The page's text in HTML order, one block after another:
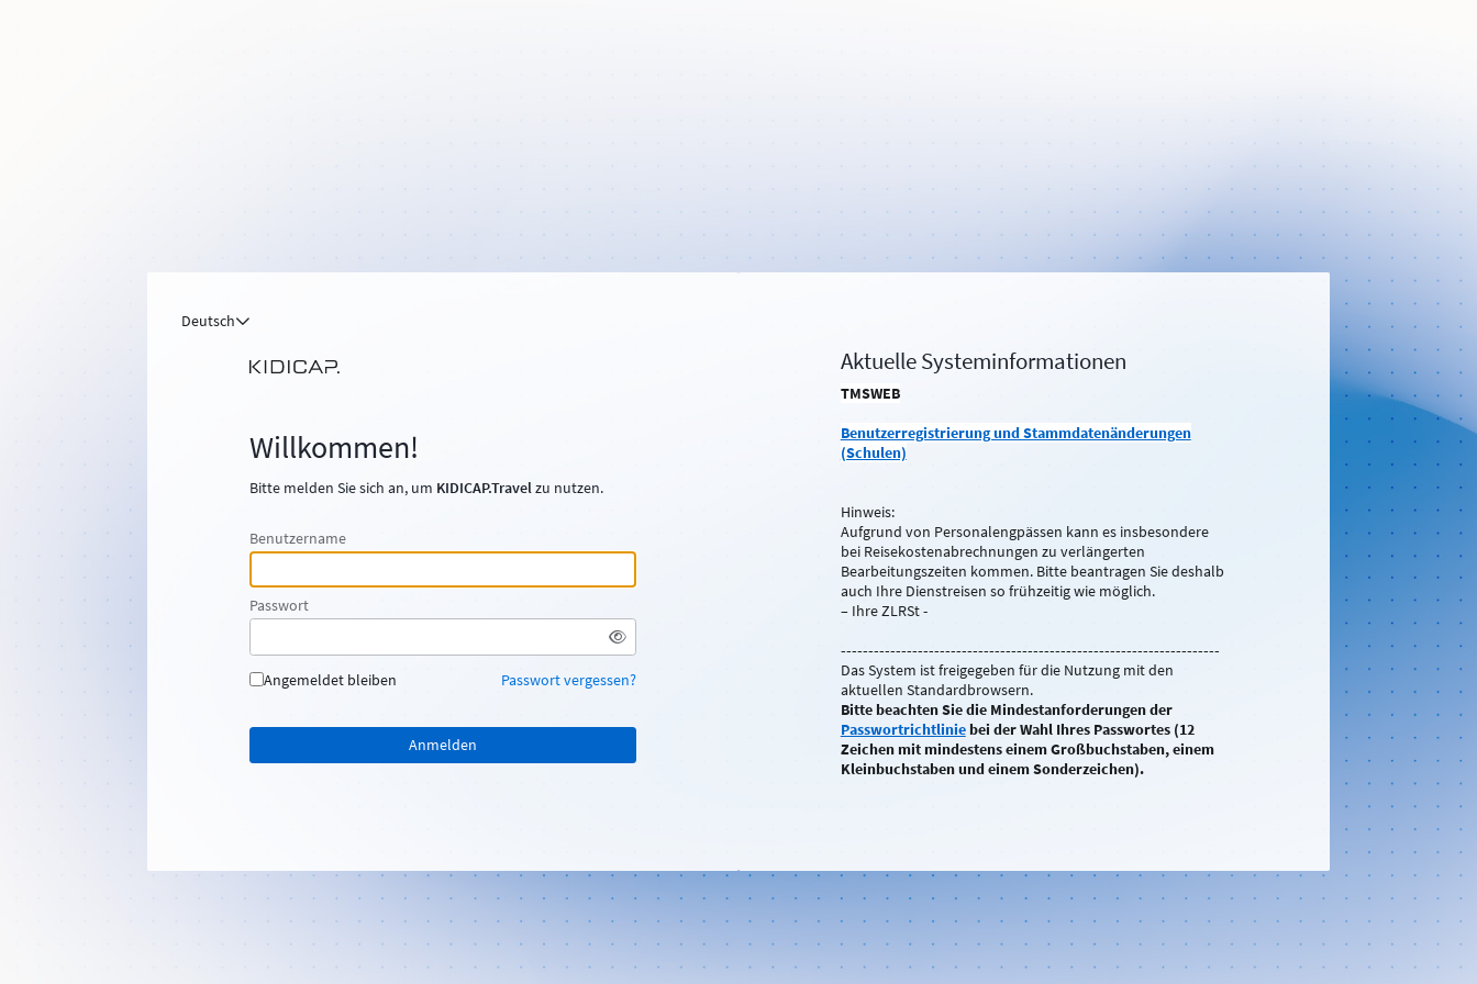
Deutsch
Willkommen!
Bitte melden Sie sich an, um KIDICAP.Travelzu nutzen.
Benutzername
Passwort
Angemeldet bleiben Passwort vergessen?
Aktuelle Systeminformationen
TMSWEB
Benutzerregistrierung und Stammdatenänderungen
(Schulen)
Hinweis:
Aufgrund von Personalengpässen kann es insbesondere
bei Reisekostenabrechnungen zu verlängerten
Bearbeitungszeiten kommen. Bitte beantragen Sie deshalb
auch Ihre Dienstreisen so frühzeitig wie möglich.
– Ihre ZLRSt -
---------------------------------------------------------------------
Das System ist freigegeben für die Nutzung mit den
aktuellen Standardbrowsern.
Bitte beachten Sie die Mindestanforderungen der
Passwortrichtliniebei der Wahl Ihres Passwortes (12
Zeichen mit mindestens einem Großbuchstaben, einem
Kleinbuchstaben und einem Sonderzeichen).